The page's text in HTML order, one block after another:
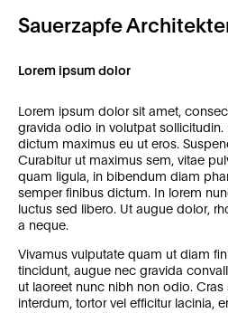
Sauerzapfe
Projekte
Archiv
Kontakt
Lorem ipsum dolor
Lorem ipsum dolor sit amet,
gravida odio in volutpat sollicitudin.
dictum maximus eu ut eros.
Curabitur ut maximus sem, vitae
quam ligula, in bibendum diam
semper finibus dictum. In lorem
luctus sed libero. Ut augue dolor,
a neque.
Vivamus vulputate quam ut diam
tincidunt, augue nec gravida
ut laoreet nunc nibh non odio.
interdum, tortor vel efficitur lacinia,